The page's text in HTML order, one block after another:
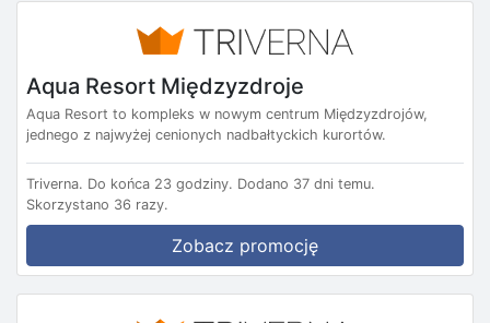
Aqua Resort Międzyzdroje
Aqua Resort to kompleks w nowym centrum Międzyzdrojów,
jednego z najwyżej cenionych nadbałtyckich kurortów.
Triverna. Do końca 23 godziny. Dodano 37 dni temu.
Skorzystano 36 razy.
Zobacz promocję